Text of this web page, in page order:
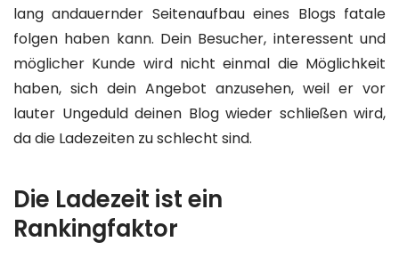
lang andauernder Seitenaufbau eines Blogs fatale
folgen haben kann. Dein Besucher, interessent und
möglicher Kunde wird nicht einmal die Möglichkeit
haben, sich dein Angebot anzusehen, weil er vor
lauter Ungeduld deinen Blog wieder schließen wird,
da die Ladezeiten zu schlecht sind.
Die Ladezeit ist ein
Rankingfaktor